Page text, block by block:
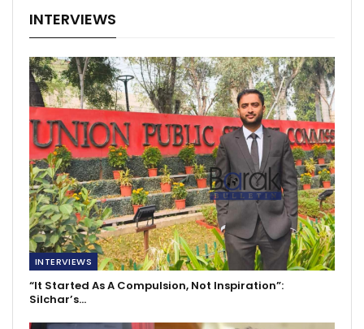
INTERVIEWS
INTERVIEWS
“It Started As A Compulsion, Not Inspiration”:
Silchar’s…